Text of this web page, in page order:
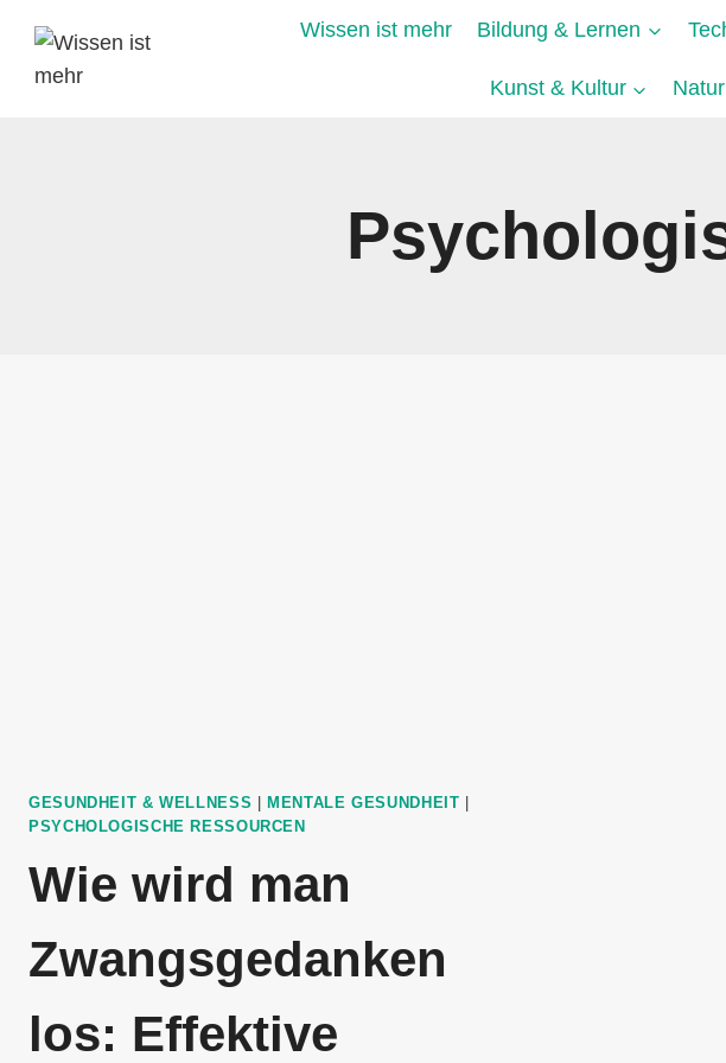
Inhalt
springen
Wissen ist mehr Bildung & Lernen
Kunst & Kultur
GESUNDHEIT & WELLNESS MENTALE GESUNDHEIT
PSYCHOLOGISCHE RESSOURCEN
Wie wird man
Zwangsgedanken
los: Effektive